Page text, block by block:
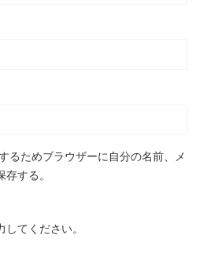
るためブラウザーに自分の名前、メ
する。
してください。